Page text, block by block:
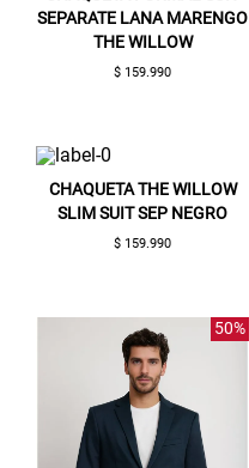
SEPARATE LANA MARENGO
THE WILLOW
$ 159.990
CHAQUETA THE WILLOW
SLIM SUIT SEP NEGRO
$ 159.990
50%